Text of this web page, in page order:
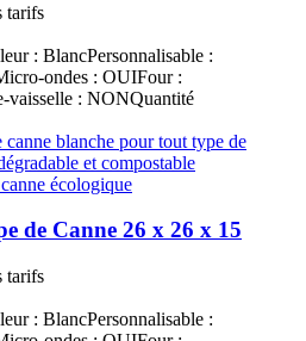
tarifs
: BlancPersonnalisable :
ondes : OUIFour :
: NONQuantité
de Canne 26 x 26 x 15
tarifs
: BlancPersonnalisable :